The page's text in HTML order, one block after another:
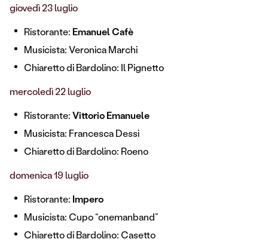
giovedì 23 luglio
Ristorante: Emanuel Cafè
Musicista: Veronica Marchi
Chiaretto di Bardolino: Il Pignetto
mercoledì 22 luglio
Ristorante:Vittorio Emanuele
Musicista: Francesca Dessi
Chiaretto di Bardolino: Roeno
domenica 19 luglio
Ristorante: Impero
Musicista: Cupo “onemanband”
Chiaretto di Bardolino: Casetto